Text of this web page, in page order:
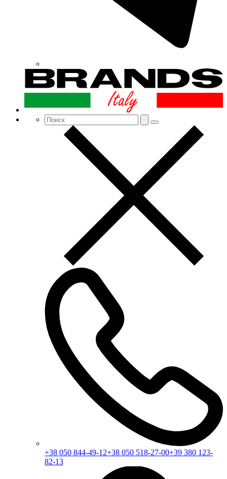
+38 050 844-49-12+38 050 518-27-00+39 380 123-
82-13